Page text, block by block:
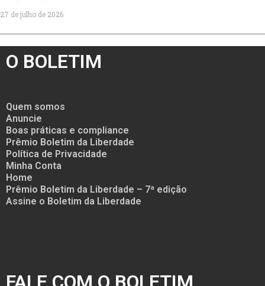
27 de julho de 2026
O BOLETIM
Quem somos
Anuncie
Boas práticas e compliance
Prêmio Boletim da Liberdade
Política de Privacidade
Minha Conta
Home
Prêmio Boletim da Liberdade – 7ª edição
Assine o Boletim da Liberdade